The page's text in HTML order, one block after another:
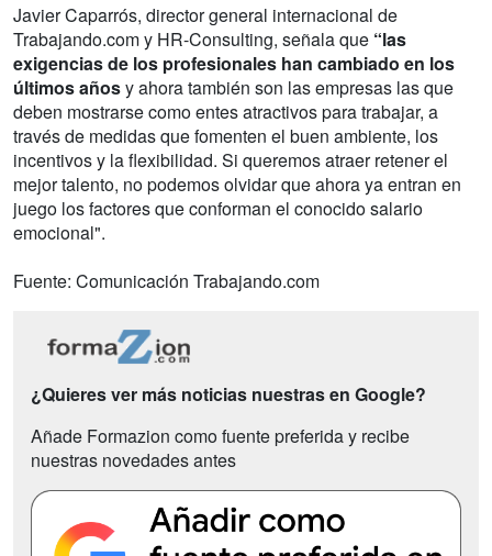
Javier Caparrós, director general internacional de
Trabajando.com y HR-Consulting, señala que “las
exigencias de los profesionales han cambiado en los
últimos añosy ahora también son las empresas las que
deben mostrarse como entes atractivos para trabajar, a
través de medidas que fomenten el buen ambiente, los
incentivos y la flexibilidad. Si queremos atraer retener el
mejor talento, no podemos olvidar que ahora ya entran en
juego los factores que conforman el conocido salario
emocional".
Fuente: Comunicación Trabajando.com
¿Quieres ver más noticias nuestras en Google?
Añade Formazion como fuente preferida y recibe
nuestras novedades antes